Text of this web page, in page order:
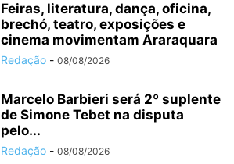
Feiras, literatura, dança, oficina,
brechó, teatro, exposições e
cinema movimentam Araraquara
Redação - 08/08/2026
Marcelo Barbieri será 2º suplente
de Simone Tebet na disputa
pelo...
Redação - 08/08/2026